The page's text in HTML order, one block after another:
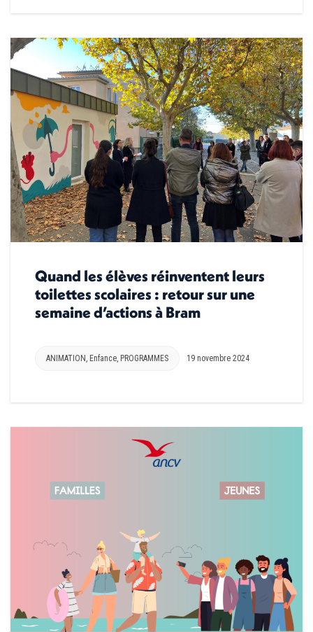
Quand les élèves réinventent leurs
toilettes scolaires : retour sur une
semaine d’actions à Bram
ANIMATION , Enfance, PROGRAMMES 19 novembre 2024